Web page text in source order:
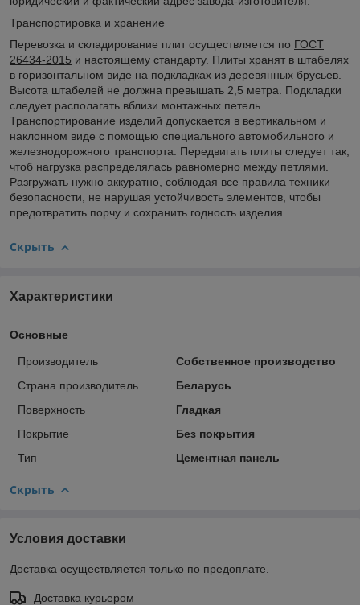
Транспортировка и хранение
Перевозка и складирование плит осуществляется по ГОСТ
26434-2015 и настоящему стандарту. Плиты хранят в штабелях
в горизонтальном виде на подкладках из деревянных брусьев.
Высота штабелей не должна превышать 2,5 метра. Подкладки
следует располагать вблизи монтажных петель.
Транспортирование изделий допускается в вертикальном и
наклонном виде с помощью специального автомобильного и
железнодорожного транспорта. Передвигать плиты следует так,
чтоб нагрузка распределялась равномерно между петлями.
Разгружать нужно аккуратно, соблюдая все правила техники
безопасности, не нарушая устойчивость элементов, чтобы
предотвратить порчу и сохранить годность изделия.
Скрыть
Характеристики
Основные
Производитель
Собственное производство
Страна производитель
Беларусь
Поверхность
Гладкая
Покрытие
Без покрытия
Тип
Цементная панель
Скрыть
Условия доставки
Доставка осуществляется только по предоплате.
Доставка курьером